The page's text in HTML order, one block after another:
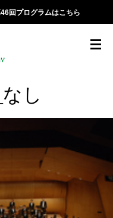
回プログラムはこちら
し